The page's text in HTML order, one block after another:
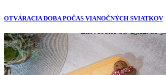
OTVÁRACIA DOBA POČAS VIANOČNÝCH SVIATKOV